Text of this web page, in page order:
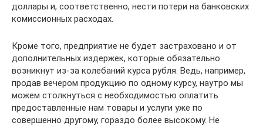
доллары и, соответственно, нести потери на банковских
комиссионных расходах.
Кроме того, предприятие не будет застраховано и от
дополнительных издержек, которые обязательно
возникнут из-за колебаний курса рубля. Ведь, например,
продав вечером продукцию по одному курсу, наутро мы
можем столкнуться с необходимостью оплатить
предоставленные нам товары и услуги уже по
совершенно другому, гораздо более высокому. Не